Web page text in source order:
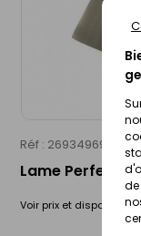
Réf : 26934969
Lame Perfect
Voir prix et